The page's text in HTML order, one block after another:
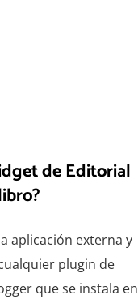
de Editorial
aplicación externa y
plugin de
que se instala en